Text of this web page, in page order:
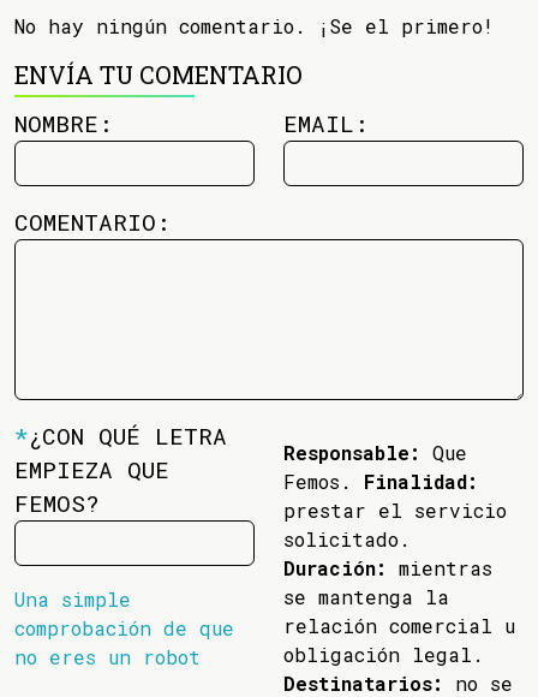
No hay ningún comentario. ¡Se el primero!
ENVÍA TU COMENTARIO
NOMBRE: EMAIL:
COMENTARIO:
*¿CON QUÉ LETRA
EMPIEZA QUE
FEMOS?
Una simple
comprobación de que
no eres un robot
Responsable:
Que
Femos. Finalidad:
prestar el servicio
solicitado.
Duración:
mientras
se mantenga la
relación comercial u
obligación legal.
Destinatarios:
no se